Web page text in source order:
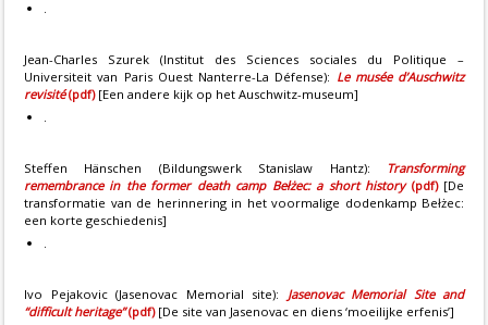
.
Jean-Charles Szurek (Institut des Sciences sociales du Politique –
Universiteit van Paris Ouest Nanterre-La Défense): Le musée d’Auschwitz
revisité(pdf)[Een andere kijk op het Auschwitz-museum]
.
Steffen Hänschen (Bildungswerk Stanislaw Hantz):
Transforming
remembrance in the former death camp Bełżec: a short history(pdf)[De
transformatie van de herinnering in het voormalige dodenkamp Bełżec:
een korte geschiedenis]
.
Ivo Pejakovic (Jasenovac Memorial site): Jasenovac Memorial Site and
“difficult heritage”(pdf)[De site van Jasenovac en diens ‘moeilijke erfenis’]